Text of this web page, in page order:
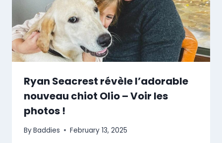
Ryan Seacrest révèle l’adorable
nouveau chiot Olio – Voir les
photos !
ByBaddies February 13, 2025